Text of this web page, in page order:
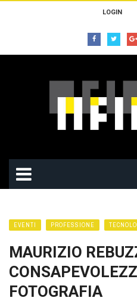
LOGIN
EVENTI PROFESSIONE
MAURIZIO
FOTOGRAFIA